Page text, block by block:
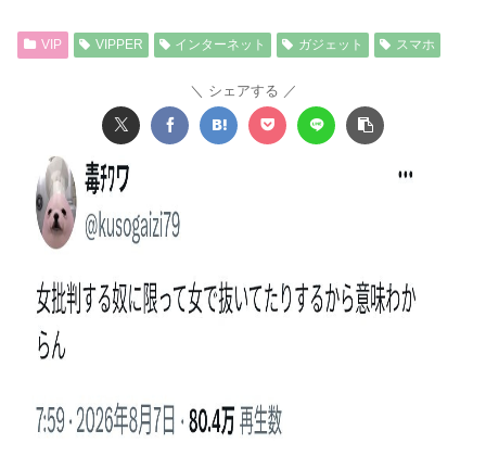
VIP VIPPER インターネット ガジェット スマホ
シェアする